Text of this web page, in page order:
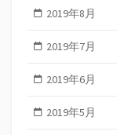
2019年8月
2019年7月
2019年6月
2019年5月